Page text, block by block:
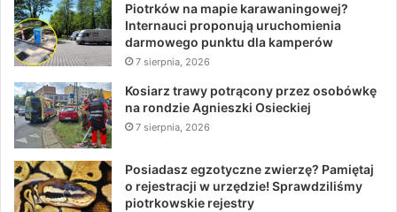
Piotrków na mapie karawaningowej?
Internauci proponują uruchomienia
darmowego punktu dla kamperów
7 sierpnia, 2026
Kosiarz trawy potrącony przez osobówkę
na rondzie Agnieszki Osieckiej
7 sierpnia, 2026
Posiadasz egzotyczne zwierzę? Pamiętaj
o rejestracji w urzędzie! Sprawdziliśmy
piotrkowskie rejestry